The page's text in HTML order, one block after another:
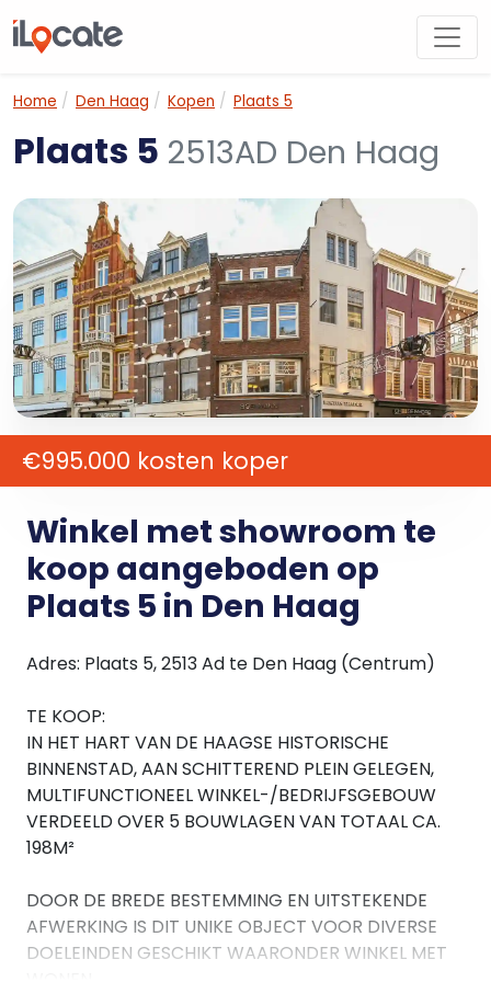
Home Den Haag Kopen Plaats 5
Plaats 5 2513AD Den Haag
€995.000 kosten koper
Winkel met showroom te
koop aangeboden op
Plaats 5 in Den Haag
Adres: Plaats 5, 2513 Ad te Den Haag (Centrum)
TE KOOP:
IN HET HART VAN DE HAAGSE HISTORISCHE
BINNENSTAD, AAN SCHITTEREND PLEIN GELEGEN,
MULTIFUNCTIONEEL WINKEL-/BEDRIJFSGEBOUW
VERDEELD OVER 5 BOUWLAGEN VAN TOTAAL CA.
198M²
DOOR DE BREDE BESTEMMING EN UITSTEKENDE
AFWERKING IS DIT UNIKE OBJECT VOOR DIVERSE
DOELEINDEN GESCHIKT WAARONDER WINKEL MET